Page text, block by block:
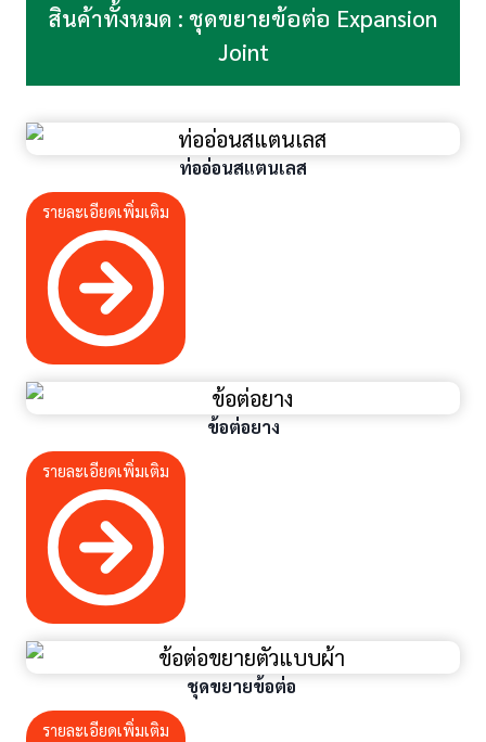
สินค้าทั้งหมด : ชุดขยายข้อต่อ Expansion
Joint
ท่ออ่อนสแตนเลส
รายละเอียดเพิ่มเติม
ข้อต่อยาง
รายละเอียดเพิ่มเติม
ชุดขยายข้อต่อ
รายละเอียดเพิ่มเติม